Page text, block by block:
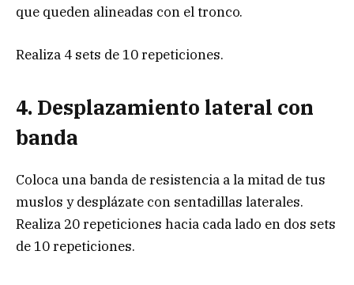
que queden alineadas con el tronco.
Realiza 4 sets de 10 repeticiones.
4. Desplazamiento lateral con
banda
Coloca una banda de resistencia a la mitad de tus
muslos y desplázate con sentadillas laterales.
Realiza 20 repeticiones hacia cada lado en dos sets
de 10 repeticiones.